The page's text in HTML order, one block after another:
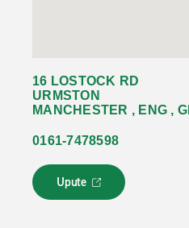
16 LOSTOCK RD
URMSTON
MANCHESTER , ENG ,
0161-7478598
Upute
L
i